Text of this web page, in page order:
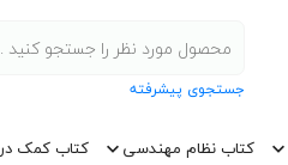
جستجوی پیشرفته
کتاب نظام مهندسی کتاب کمک